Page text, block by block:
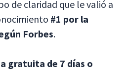
de claridad que le valió a
#1 por la
Forbes.
gratuita de 7 días o